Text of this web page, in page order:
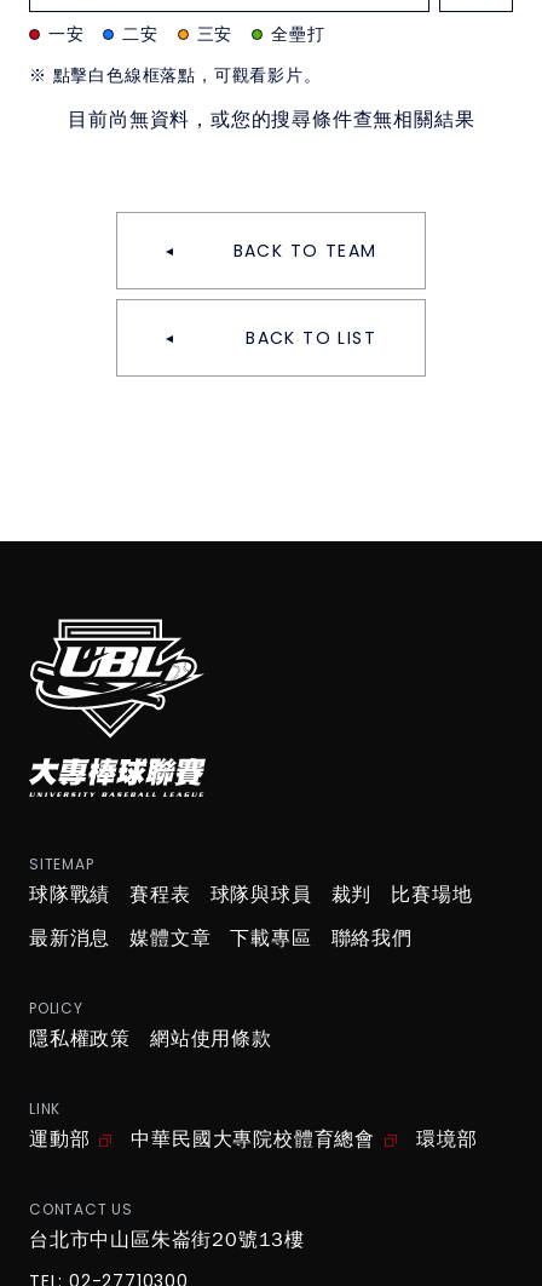
一安 二安 三安
全壘打
※ 點擊白色線框落點，可觀看影片。
目前尚無資料，或您的搜尋條件查無相關結果
BACK TO TEAM
BACK TO LIST
SITEMAP
球隊戰績 賽程表 球隊與球員 裁判
比賽場地
最新消息
媒體文章 下載專區 聯絡我們
POLICY
隱私權政策 網站使用條款
LINK
運動部 中華民國大專院校體育總會 環境部
CONTACT US
台北市中山區朱崙街20號13樓
TEL: 02-27710300